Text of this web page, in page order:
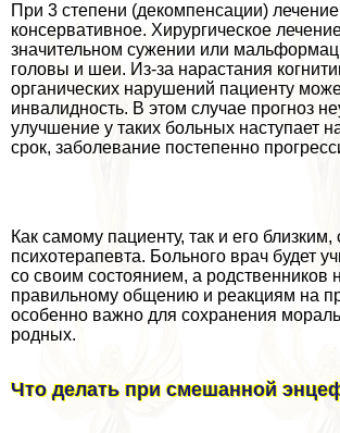
При 3 степени (декомпенсации)
консервативное. Хирургическое
значительном сужении или
головы и шеи. Из-за нарастания
органических нарушений пациенту
инвалидность. В этом случае прогноз
улучшение у таких больных наступает
срок, заболевание постепенно
Как самому пациенту, так и его
психотерапевта. Больного врач будет
со своим состоянием, а родственников
правильному общению и реакциям на
особенно важно для сохранения
родных.
Что делать при смешанной